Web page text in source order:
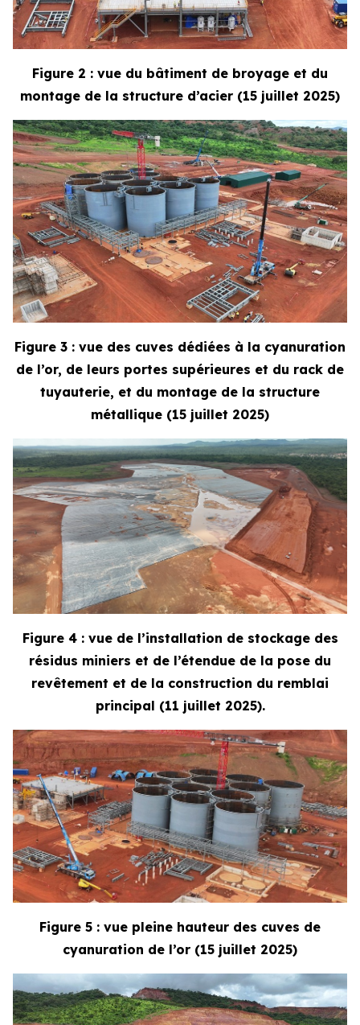
Figure 2 : vue du bâtiment de broyage et du
montage de la structure d’acier (15 juillet 2025)
Figure 3 : vue des cuves dédiées à la cyanuration
de l’or, de leurs portes supérieures et du rack de
tuyauterie, et du montage de la structure
métallique (15 juillet 2025)
Figure 4 : vue de l’installation de stockage des
résidus miniers et de l’étendue de la pose du
revêtement et de la construction du remblai
principal (11 juillet 2025).
Figure 5 : vue pleine hauteur des cuves de
cyanuration de l’or (15 juillet 2025)